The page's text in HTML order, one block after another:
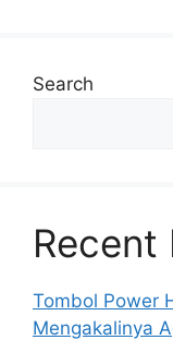
Search
Recent
Tombol Power
Mengakalinya